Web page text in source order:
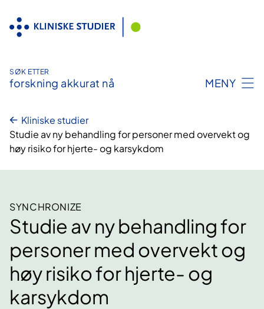
innhold
SØK ETTER
forskning akkurat nå MENY
Kliniske studier
Studie av ny behandling for personer med overvekt og
høy risiko for hjerte- og karsykdom
SYNCHRONIZE
Studie av ny behandling for
personer med overvekt og
høy risiko for hjerte- og
karsykdom